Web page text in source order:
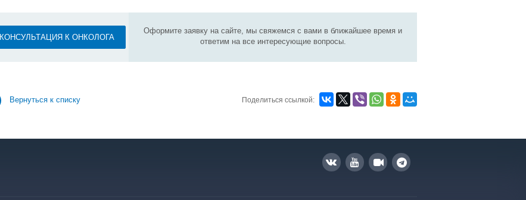
КОНСУЛЬТАЦИЯ К ОНКОЛОГА
Оформите заявку на сайте, мы свяжемся с вами в ближайшее время и
ответим на все интересующие вопросы.
Поделиться ссылкой:
Вернуться к списку